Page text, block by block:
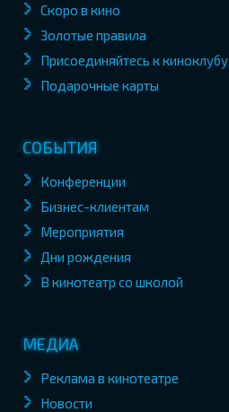
Скоро в кино
Золотые правила
Присоединяйтесь к киноклубу
Подарочные карты
СОБЫТИЯ
Конференции
Бизнес-клиентам
Мероприятия
Дни рождения
В кинотеатр со школой
МЕДИА
Реклама в кинотеатре
Новости